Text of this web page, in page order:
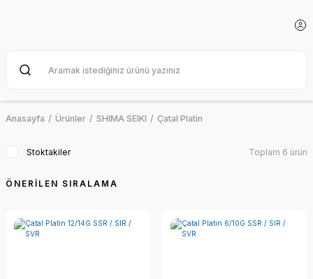
Anasayfa Ürünler SHIMA SEIKI Çatal Platin
Stoktakiler Toplam 6 ürün